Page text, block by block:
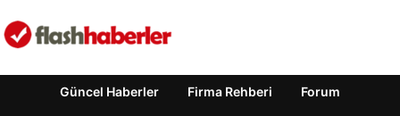
Güncel Haberler Firma Rehberi Forum